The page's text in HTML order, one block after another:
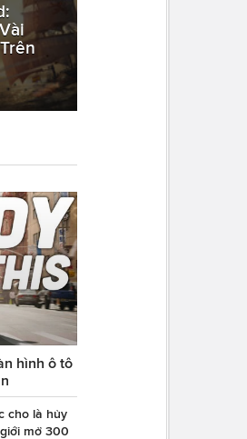
hình ô tô
cho là hủy
mở 300